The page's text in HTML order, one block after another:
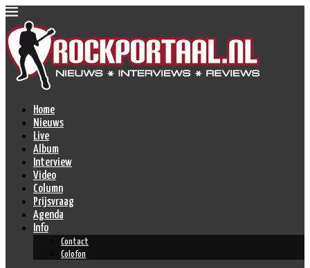
Home
Nieuws
Live
Album
Interview
Video
Column
Prijsvraag
Agenda
Info
Contact
Colofon